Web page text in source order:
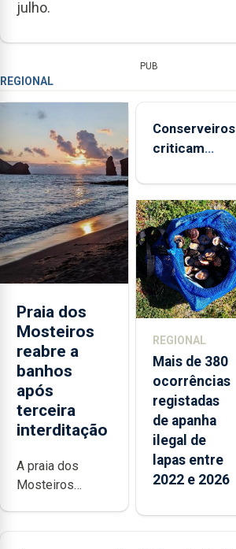
julho.
PUB
REGIONAL
Praia dos
Mosteiros
reabre a
banhos
após
terceira
interditação
A praia dos
Mosteiros
Conserveiros
criticam
brancas com
selo Marca
Açores
REGIONAL
Mais de 380
ocorrências
registadas
de apanha
ilegal de
lapas entre
2022 e 2026